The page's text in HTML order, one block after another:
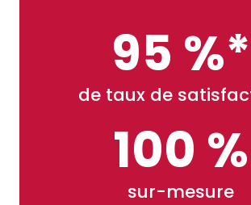
95 %*
de taux de
100 %
sur-mesure